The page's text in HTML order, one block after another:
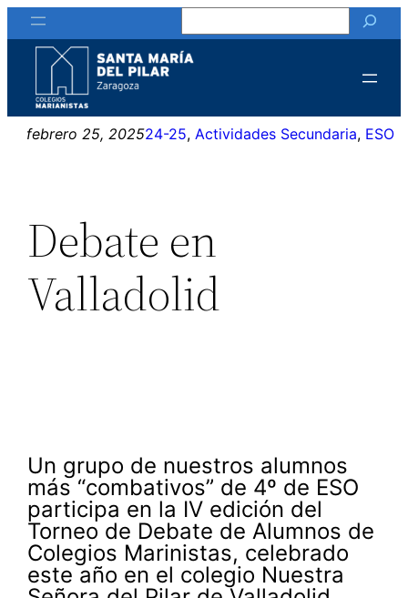
Saltar
al
contenido
febrero 25, 202524-25, Actividades Secundaria, ESO
Debate en
Valladolid
Un grupo de nuestros alumnos
más “combativos” de 4º de ESO
participa en la IV edición del
Torneo de Debate de Alumnos de
Colegios Marinistas, celebrado
este año en el colegio Nuestra